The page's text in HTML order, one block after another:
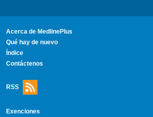
Acerca de MedlinePlus
Qué hay de nuevo
Índice
Contáctenos
RSS
Exenciones